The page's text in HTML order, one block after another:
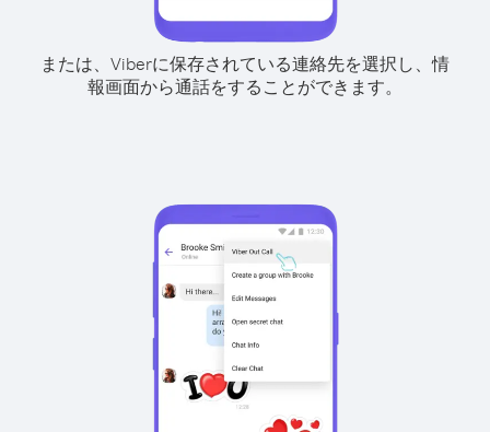
または、Viberに保存されている連絡先を選択し、情
報画面から通話をすることができます。